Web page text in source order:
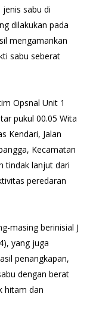
sabu di
dilakukan pada
mengamankan
sabu seberat
Opsnal Unit 1
pukul 00.05 Wita
Kendari, Jalan
Kecamatan
tindak lanjut dari
peredaran
masing berinisial J
yang juga
penangkapan,
dengan berat
hitam dan